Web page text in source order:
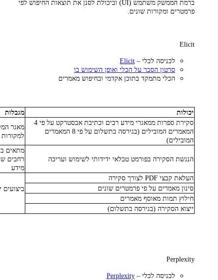
ברמת הממשק משתמש (UI) וביכולת לסנן את תוצאות החיפוש לפי
פרמטרים ומקורות שונים.
Elicit
לכניסה לכלי – Elicit
סרטון הסבר על הכלי ואופן השימוש בו
הכלי מתמקד בתוכן אקדמי ובחיפוש מאמרים
יכולות
מגבלות
סקירת ספרות ממאגרי מידע רבים וכתיבת אבסטרקט על פי 4
המאמרים המובילים (בגירסה בתשלום על פי 8 המאמרים
המובילים)
מאגר
הנגשת הסקירה בפורמט טבלאי ידידותי לשימוש ועריכה
מתאים
רחבים
מידע
העלאת קבצי PDF לצורך סקירה
ביצועים
סינון מאמרים על פי פרמטרים שונים
חילוץ תמות מאוסף מאמרים
ייצוא הסקירה (בגירסה בתשלום)
Perplexity
לכניסה לכלי – Perplexity